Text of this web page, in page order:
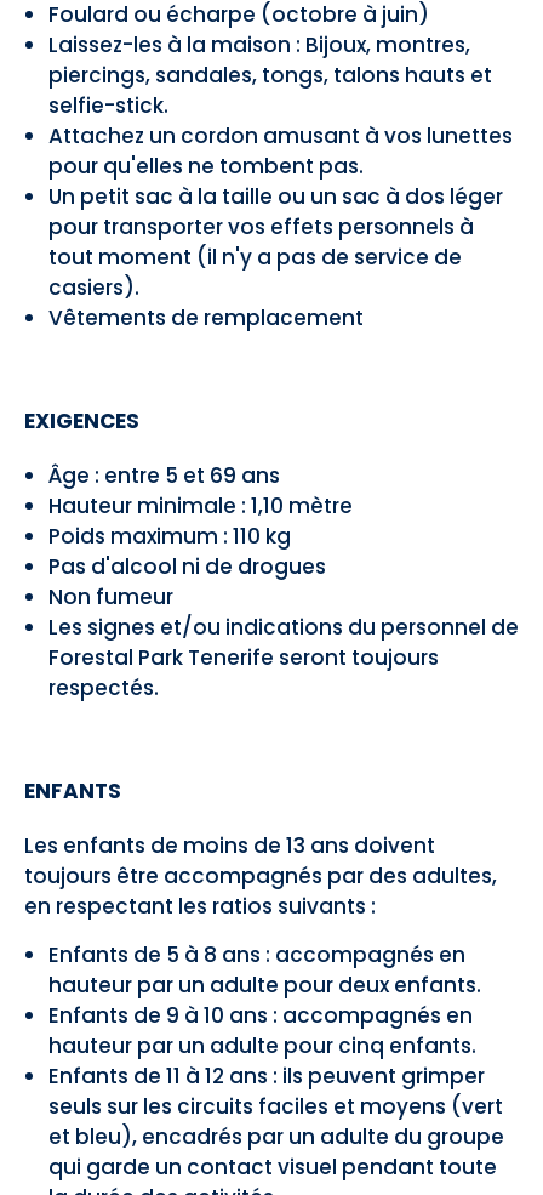
Foulard ou écharpe (octobre à juin)
Laissez-les à la maison : Bijoux, montres,
piercings, sandales, tongs, talons hauts et
selfie-stick.
Attachez un cordon amusant à vos lunettes
pour qu'elles ne tombent pas.
Un petit sac à la taille ou un sac à dos léger
pour transporter vos effets personnels à
tout moment (il n'y a pas de service de
casiers).
Vêtements de remplacement
EXIGENCES
Âge : entre 5 et 69 ans
Hauteur minimale : 1,10 mètre
Poids maximum : 110 kg
Pas d'alcool ni de drogues
Non fumeur
Les signes et/ou indications du personnel de
Forestal Park Tenerife seront toujours
respectés.
ENFANTS
Les enfants de moins de 13 ans doivent
toujours être accompagnés par des adultes,
en respectant les ratios suivants :
Enfants de 5 à 8 ans : accompagnés en
hauteur par un adulte pour deux enfants.
Enfants de 9 à 10 ans : accompagnés en
hauteur par un adulte pour cinq enfants.
Enfants de 11 à 12 ans : ils peuvent grimper
seuls sur les circuits faciles et moyens (vert
et bleu), encadrés par un adulte du groupe
qui garde un contact visuel pendant toute